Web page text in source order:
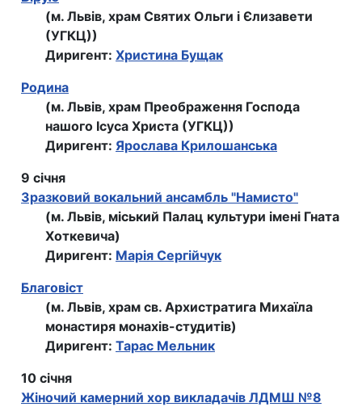
(м. Львів, храм Святих Ольги і Єлизавети
(УГКЦ))
Диригент: Христина Бущак
Родина
(м. Львів, храм Преображення Господа
нашого Ісуса Христа (УГКЦ))
Диригент: Ярослава Крилошанська
9 січня
Зразковий вокальний ансамбль "Намисто"
(м. Львів, міський Палац культури імені Гната
Хоткевича)
Диригент: Марія Сергійчук
Благовіст
(м. Львів, храм св. Архистратига Михаїла
монастиря монахів-студитів)
Диригент: Тарас Мельник
10 січня
Жіночий камерний хор викладачів ЛДМШ №8